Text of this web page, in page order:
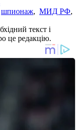
шпионаж, МИД РФ,
текст і
це редакцію.